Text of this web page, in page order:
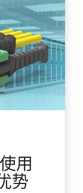
用
势